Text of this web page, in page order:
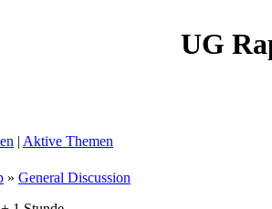
UG
| Aktive Themen
» General Discussion